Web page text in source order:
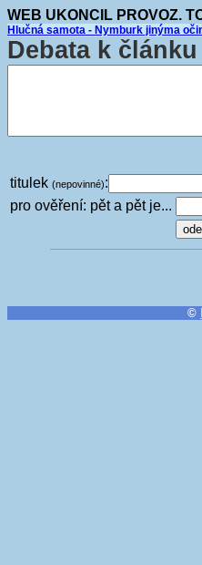
WEB UKONCIL PROVOZ.
Hlučná samota - Nymburk jinýma
Debata k
titulek (nepovinné):
pro ověření: pět a pět je...
©